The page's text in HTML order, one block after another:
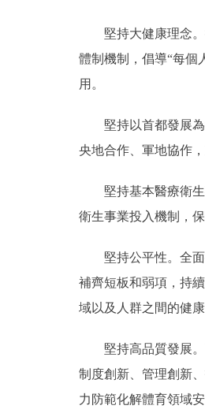
堅持大健康理念。
體制機制，倡導“每個
用。
堅持以首都發展為
央地合作、軍地協作
堅持基本醫療衛生
衛生事業投入機制，
堅持公平性。全面
補齊短板和弱項，持
域以及人群之間的健康
堅持高品質發展。
制度創新、管理創新
力防範化解體育領域